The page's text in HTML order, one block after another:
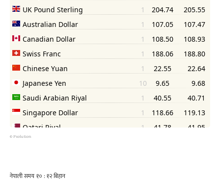
© Psolution